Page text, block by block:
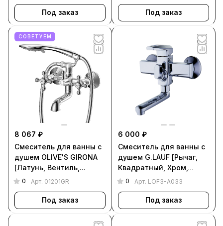
Под заказ Под заказ
СОВЕТУЕМ
8 067 ₽
Смеситель для ванны с
душем OLIVE'S GIRONA
[Латунь, Вентиль,
Круглый, Хром, 01201GR]
0 Арт. 01201GR
Под заказ
6 000 ₽
Смеситель для ванны с
душем G.LAUF [Рычаг,
Квадратный, Хром,
LOF3-A033]
0 Арт. LOF3-A033
Под заказ